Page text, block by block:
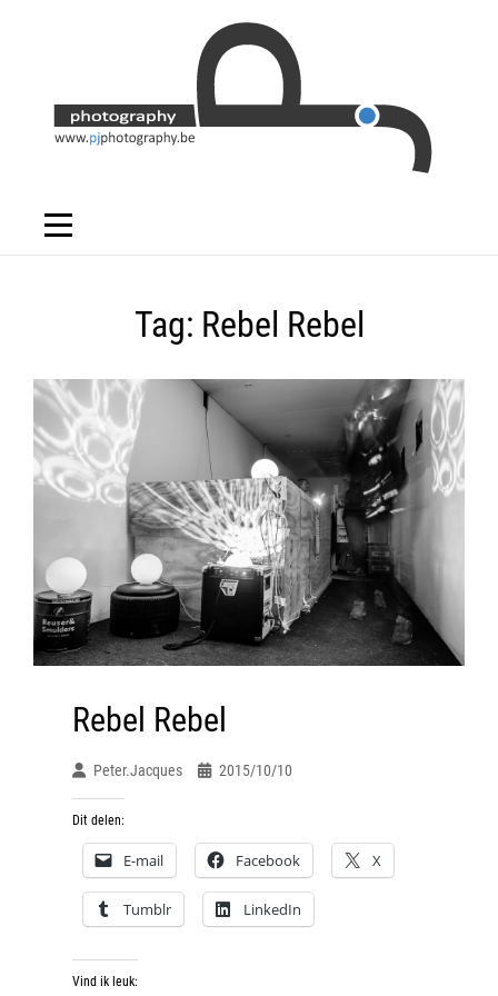
Tag: Rebel Rebel
Rebel Rebel
Peter.jacques 2015/10/10
Dit delen:
E-mail Facebook X
Tumblr LinkedIn
Vind ik leuk: